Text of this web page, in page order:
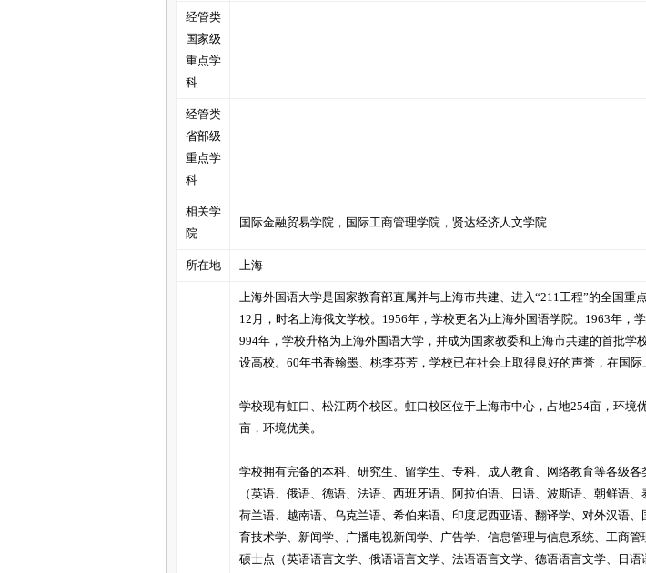
经管类
国家级
重点学
科
经管类
省部级
重点学
科
相关学
院
国际金融贸易学院，国际工商管理学院，贤达经济人文学院
所在地 上海
上海外国语大学是国家教育部直属并与上海市共建、进入“211工程”的全国重
12月，时名上海俄文学校。1956年，学校更名为上海外国语学院。1963年，
994年，学校升格为上海外国语大学，并成为国家教委和上海市共建的首批学
设高校。60年书香翰墨、桃李芬芳，学校已在社会上取得良好的声誉，在国际
学校现有虹口、松江两个校区。虹口校区位于上海市中心，占地254亩，环境
亩，环境优美。
学校拥有完备的本科、研究生、留学生、专科、成人教育、网络教育等各级
（英语、俄语、德语、法语、西班牙语、阿拉伯语、日语、波斯语、朝鲜语
荷兰语、越南语、乌克兰语、希伯来语、印度尼西亚语、翻译学、对外汉语
育技术学、新闻学、广播电视新闻学、广告学、信息管理与信息系统、工商
硕士点（英语语言文学、俄语语言文学、法语语言文学、德语语言文学、日